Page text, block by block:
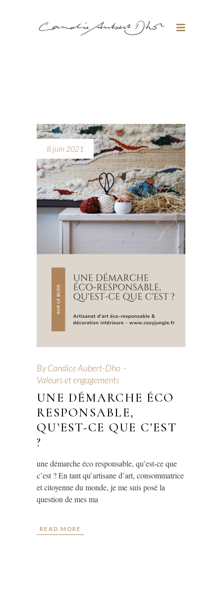
8 juin 2021
ByCandice Aubert-Dho
Valeurs et engagements
UNE DÉMARCHE ÉCO
RESPONSABLE,
QU’EST-CE QUE C’EST
?
une démarche éco responsable, qu’est-ce que
c’est ? En tant qu’artisane d’art, consommatrice
et citoyenne du monde, je me suis posé la
question de mes ma
READ MORE